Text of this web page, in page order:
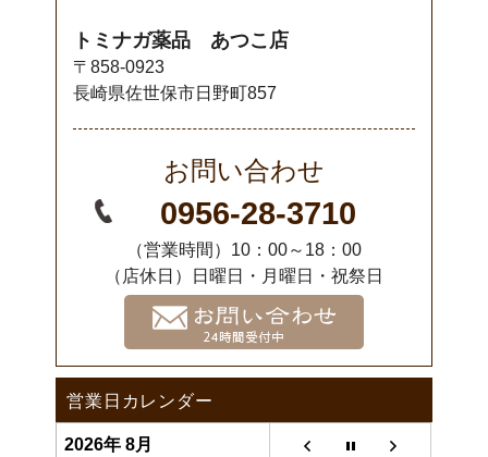
トミナガ薬品 あつこ店
〒858-0923
長崎県佐世保市日野町857
お問い合わせ
0956-28-3710
（営業時間）10：00～18：00
（店休日）日曜日・月曜日・祝祭日
営業日カレンダー
2026年 8月